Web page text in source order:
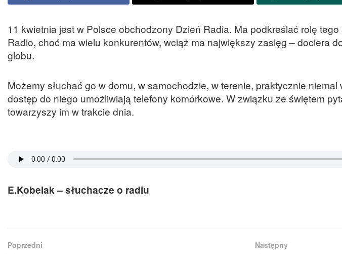
11 kwietnia jest w Polsce obchodzony Dzień Radia. Ma podkreślać rolę
Radio, choć ma wielu konkurentów, wciąż ma największy zasięg – dociera
globu.
Możemy słuchać go w domu, w samochodzie, w terenie, praktycznie
dostęp do niego umożliwiają telefony komórkowe. W związku ze świętem
towarzyszy im w trakcie dnia.
E.Kobelak – słuchacze o radiu
Poprzedni Następny